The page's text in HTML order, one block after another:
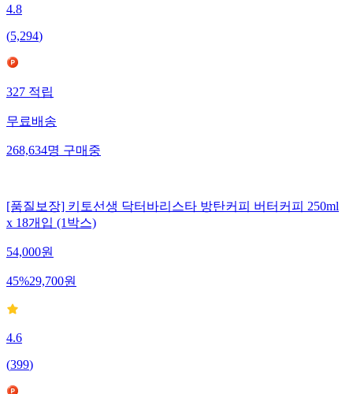
4.8
(5,294)
327적립
무료배송
268,634명구매중
[품질보장] 키토선생 닥터바리스타 방탄커피 버터커피 250ml
x 18개입 (1박스)
54,000원
45%29,700원
4.6
(399)